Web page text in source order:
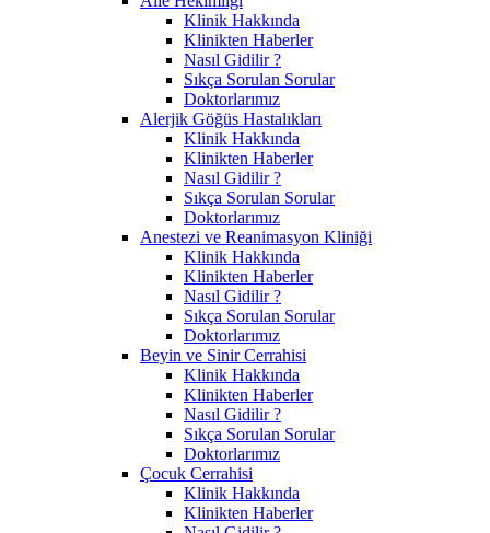
Klinik Hakkında
Klinikten Haberler
Nasıl Gidilir ?
Sıkça Sorulan Sorular
Doktorlarımız
Alerjik Göğüs Hastalıkları
Klinik Hakkında
Klinikten Haberler
Nasıl Gidilir ?
Sıkça Sorulan Sorular
Doktorlarımız
Anestezi ve Reanimasyon Kliniği
Klinik Hakkında
Klinikten Haberler
Nasıl Gidilir ?
Sıkça Sorulan Sorular
Doktorlarımız
Beyin ve Sinir Cerrahisi
Klinik Hakkında
Klinikten Haberler
Nasıl Gidilir ?
Sıkça Sorulan Sorular
Doktorlarımız
Çocuk Cerrahisi
Klinik Hakkında
Klinikten Haberler